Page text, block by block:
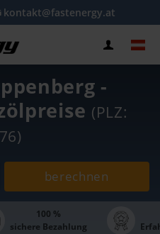
kontakt@fastenergy.at
-
(PLZ:
berechnen
100 %
sichere Bezahlung